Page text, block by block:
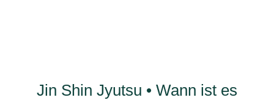
Jin Shin Jyutsu • Wann ist es